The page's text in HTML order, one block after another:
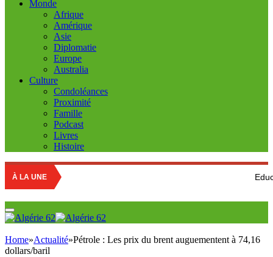
Monde
Afrique
Amérique
Asie
Diplomatie
Europe
Australia
Culture
Condoléances
Proximité
Famille
Podcast
Livres
Histoire
À LA UNE Education
Home»Actualité»Pétrole : Les prix du brent auguementent à 74,16
dollars/baril